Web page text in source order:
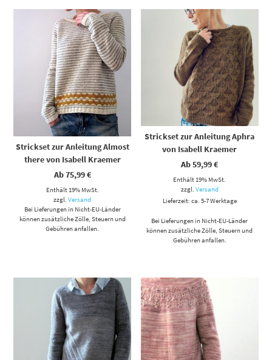
Dieses Produkt weist mehrere Varianten auf. Die Optionen können auf der Produktseite gewählt werden
Strickset zur Anleitung Almost
there von Isabell Kraemer
Ab75,99€
Enthält 19% MwSt.
zzgl.Versand
Bei Lieferungen in Nicht-EU-Länder
können zusätzliche Zölle, Steuern und
Gebühren anfallen.
Dieses Produkt weist mehrere Varianten auf. Die Optionen können auf der Produktseite gewählt werden
Strickset zur Anleitung Aphra
von Isabell Kraemer
Ab59,99€
Enthält 19% MwSt.
zzgl. Versand
Lieferzeit: ca. 5-7 Werktage
Bei Lieferungen in Nicht-EU-Länder
können zusätzliche Zölle, Steuern und
Gebühren anfallen.
Dieses Produkt weist mehrere Varianten auf. Die Optionen können auf der Produktseite gewählt werden Dieses Produkt weist mehrere Varianten auf. Die Optionen können auf der Produktseite gewählt werden